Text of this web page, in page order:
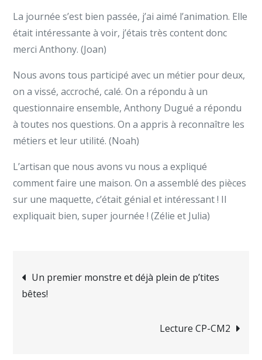
La journée s’est bien passée, j’ai aimé l’animation. Elle
était intéressante à voir, j’étais très content donc
merci Anthony. (Joan)
Nous avons tous participé avec un métier pour deux,
on a vissé, accroché, calé. On a répondu à un
questionnaire ensemble, Anthony Dugué a répondu
à toutes nos questions. On a appris à reconnaître les
métiers et leur utilité. (Noah)
L’artisan que nous avons vu nous a expliqué
comment faire une maison. On a assemblé des pièces
sur une maquette, c’était génial et intéressant ! Il
expliquait bien, super journée ! (Zélie et Julia)
Un premier monstre et déjà plein de p’tites
bêtes!
Lecture CP-CM2